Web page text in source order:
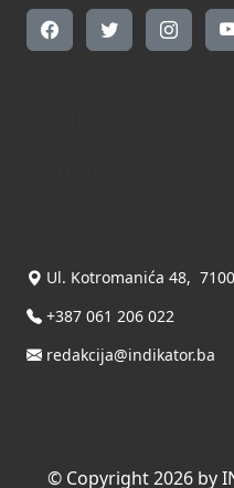
Ul. Kotromanića 48,
+387 061 206 022
redakcija@indikator.ba
© Copyright 2026 by